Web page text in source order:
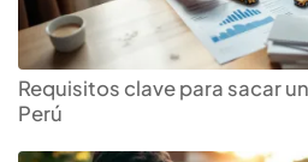
Requisitos clave para sacar
Perú